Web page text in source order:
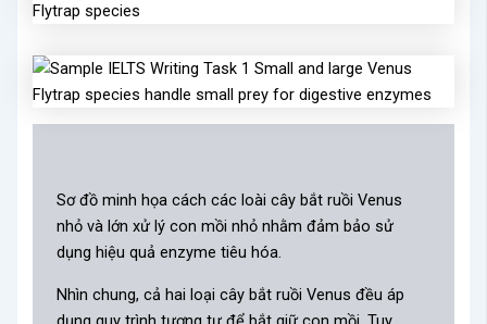
Sơ đồ minh họa cách các loài cây bắt ruồi Venus
nhỏ và lớn xử lý con mồi nhỏ nhằm đảm bảo sử
dụng hiệu quả enzyme tiêu hóa.
Nhìn chung, cả hai loại cây bắt ruồi Venus đều áp